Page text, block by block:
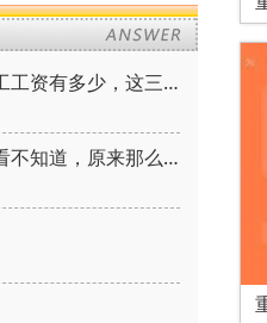
电工最吃香的三个证书，电工工资有多少，这三个证书让你月薪多少
电工能干的岗位有哪些？不看不知道，原来那么多